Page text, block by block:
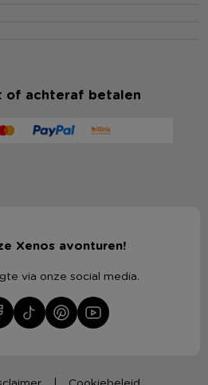
of achteraf betalen
Xenos avonturen!
via onze social media.
Cookiebeleid